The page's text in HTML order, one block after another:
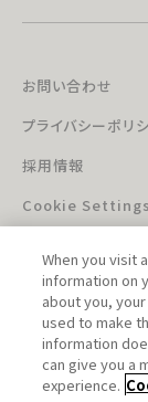
お問い合わせ
プライバシーポリ
採用情報
Cookie Settings
このホーム
When you visit
information on
about you,
used to make
information
can give you a
experience.